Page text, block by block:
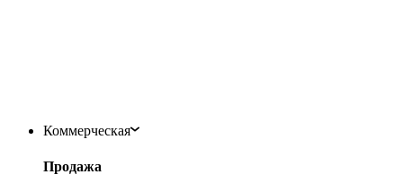
Коммерческая
Продажа